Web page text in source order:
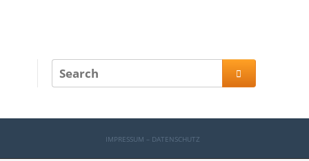

IMPRESSUM – DATENSCHUTZ